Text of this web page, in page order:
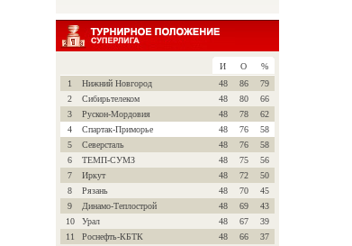
И О
%
1
Нижний Новгород 48 86
79
2
Сибирьтелеком 48 80
66
3
Рускон-Мордовия 48 78
62
4
Спартак-Приморье 48 76
58
5
Северсталь 48 76
58
6
ТЕМП-СУМЗ 48 75
56
7
Иркут 48 72
50
8
Рязань 48 70
45
9
Динамо-Теплострой 48 69
43
10
Урал 48 67
39
11
Роснефть-КБТК 48 66
37